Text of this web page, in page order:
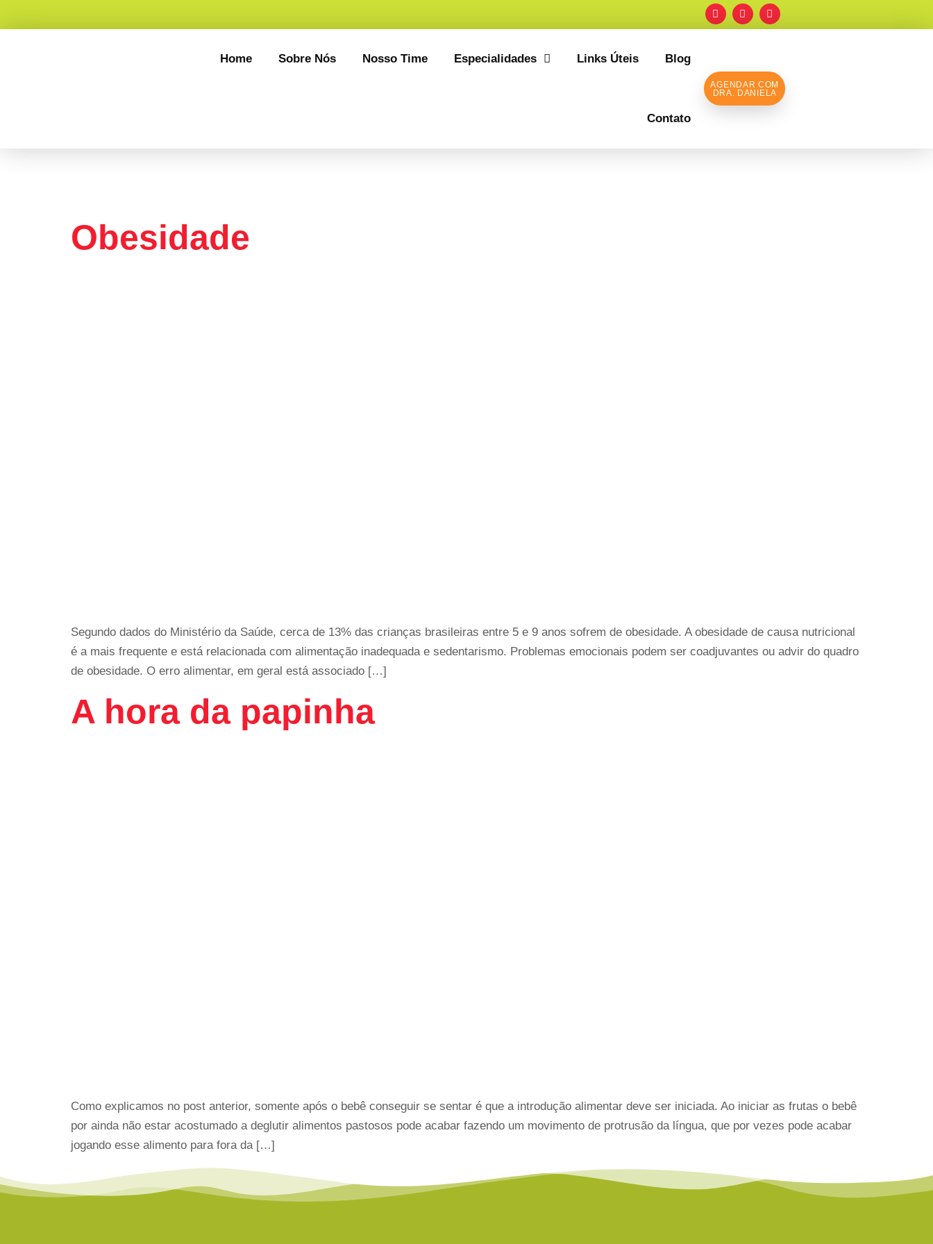
Home Sobre Nós Nosso Time Especialidades Links Úteis Blog
Contato
AGENDAR COM
DRA. DANIELA
Obesidade
Segundo dados do Ministério da Saúde, cerca de 13% das crianças brasileiras entre 5 e 9 anos sofrem de obesidade. A obesidade de causa nutricional
é a mais frequente e está relacionada com alimentação inadequada e sedentarismo. Problemas emocionais podem ser coadjuvantes ou advir do quadro
de obesidade. O erro alimentar, em geral está associado […]
A hora da papinha
Como explicamos no post anterior, somente após o bebê conseguir se sentar é que a introdução alimentar deve ser iniciada. Ao iniciar as frutas o bebê
por ainda não estar acostumado a deglutir alimentos pastosos pode acabar fazendo um movimento de protrusão da língua, que por vezes pode acabar
jogando esse alimento para fora da […]